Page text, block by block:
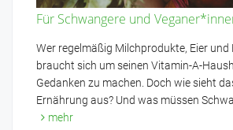
Für Schwangere und
Wer regelmäßig Milchprodukte, Eier und
braucht sich um seinen Vitamin-A-
Gedanken zu machen. Doch wie sieht
Ernährung aus? Und was müssen
mehr